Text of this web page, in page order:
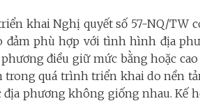
khai Nghị quyết số 57-NQ/TW
đảm phù hợp với tình hình địa
điều giữ mức bằng hoặc
trong quá trình triển khai do nền
địa phương không giống nhau. Kế